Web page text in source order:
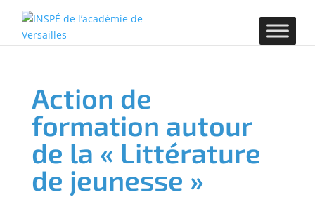
Action de
formation autour
de la « Littérature
de jeunesse »